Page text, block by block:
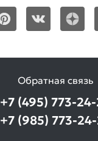
Обратная связь
+7 (495) 773-
+7 (985) 773-